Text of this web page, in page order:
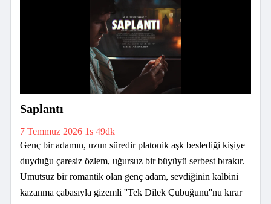
Saplantı
7 Temmuz 2026 1s 49dk
Genç bir adamın, uzun süredir platonik aşk beslediği kişiye
duyduğu çaresiz özlem, uğursuz bir büyüyü serbest bırakır.
Umutsuz bir romantik olan genç adam, sevdiğinin kalbini
kazanma çabasıyla gizemli ''Tek Dilek Çubuğunu''nu kırar